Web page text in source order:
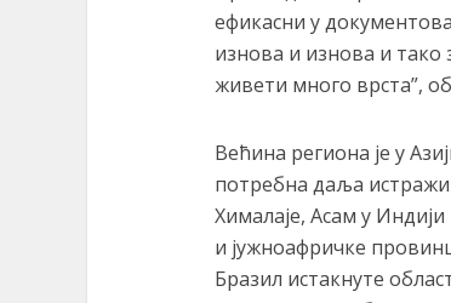
ефикасни у
изнова и изнова и тако
живети много врста”,
Већина региона је у
потребна даља
Хималаје, Асам у
и јужноафричке
Бразил истакнуте